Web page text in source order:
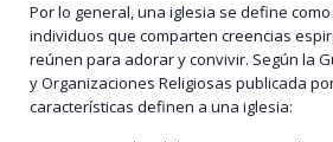
Por lo general, una iglesia se define
individuos que comparten creencias
reúnen para adorar y convivir. Según la
y Organizaciones Religiosas publicada
características definen a una iglesia: